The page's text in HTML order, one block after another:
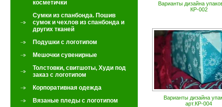
косметички
Сумки из спанбонда. Пошив
сумок и чехлов из спанбонда и
других тканей
Подушки с логотипом
Мешочки сувенирные
Толстовки, свитшоты, Худи под
заказ с логотипом
Корпоративная одежда
Вязаные пледы с логотипом
Варианты дизайна
КР-002
Варианты дизайна
арт.КР-004